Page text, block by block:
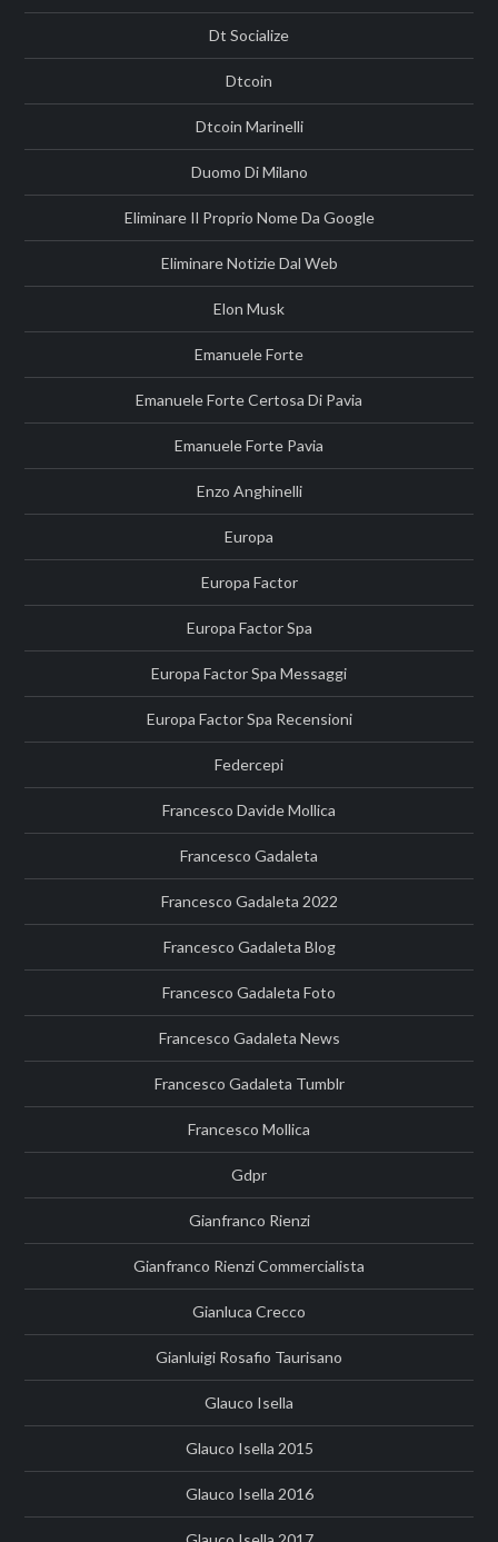
Dt Socialize
Dtcoin
Dtcoin Marinelli
Duomo Di Milano
Eliminare Il Proprio Nome Da Google
Eliminare Notizie Dal Web
Elon Musk
Emanuele Forte
Emanuele Forte Certosa Di Pavia
Emanuele Forte Pavia
Enzo Anghinelli
Europa
Europa Factor
Europa Factor Spa
Europa Factor Spa Messaggi
Europa Factor Spa Recensioni
Federcepi
Francesco Davide Mollica
Francesco Gadaleta
Francesco Gadaleta 2022
Francesco Gadaleta Blog
Francesco Gadaleta Foto
Francesco Gadaleta News
Francesco Gadaleta Tumblr
Francesco Mollica
Gdpr
Gianfranco Rienzi
Gianfranco Rienzi Commercialista
Gianluca Crecco
Gianluigi Rosafio Taurisano
Glauco Isella
Glauco Isella 2015
Glauco Isella 2016